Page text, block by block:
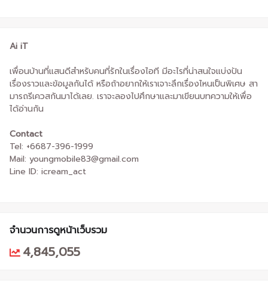
Ai iT
เพื่อนบ้านที่แสนดีสำหรับคนที่รักในเรื่องไอที มีอะไรที่น่าสนใจแบ่งปัน
เรื่องราวและข้อมูลกันได้ หรือถ้าอยากให้เราเจาะลึกเรื่องไหนเป็นพิเศษ สา
มารถรีเควสกันมาได้เลย. เราจะลองไปศึกษาและมาเขียนบทความให้เพื่อ
ได้อ่านกัน
Contact
Tel: +6687-396-1999
Mail: youngmobile83@gmail.com
Line ID: icream_act
จำนวนการดูหน้าเว็บรวม
4,845,055